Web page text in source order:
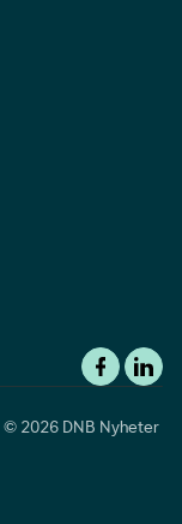
© 2026 DNB Nyheter